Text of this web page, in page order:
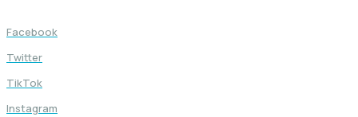
Facebook
Twitter
TikTok
Instagram